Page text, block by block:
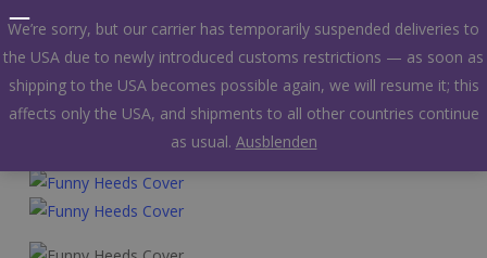
Skip
to
main
content
Bestellungen!
searchaccount
Menu
We’re sorry, but our carrier has temporarily suspended deliveries to
the USA due to newly introduced customs restrictions — as soon as
shipping to the USA becomes possible again, we will resume it; this
affects only the USA, and shipments to all other countries continue
as usual. Ausblenden